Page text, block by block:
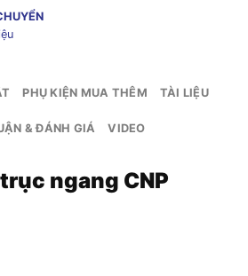
PHỤ KIỆN MUA THÊM TÀI LIỆU
& ĐÁNH GIÁ VIDEO
ngang CNP